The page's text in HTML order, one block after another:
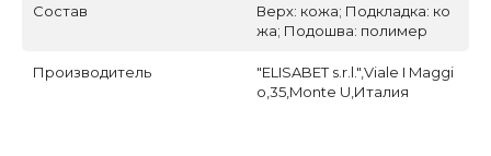
Состав
Верх: кожа; Подкладка: ко
жа; Подошва: полимер
Производитель
"ELISABET s.r.l.",Viale I Maggi
o,35,Monte U,Италия